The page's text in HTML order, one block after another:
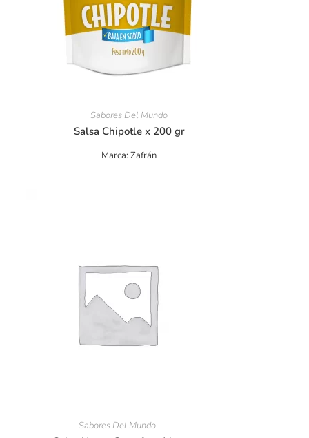
Marca: Zafrán
Sabores Del Mundo
Salsa Chipotle x 200 gr
Sabores Del Mundo